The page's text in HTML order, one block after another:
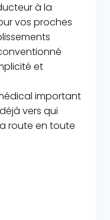
à la
vos proches
et
important
vers qui
route en toute